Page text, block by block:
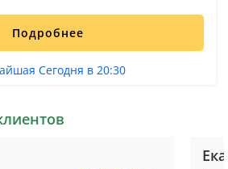
Подробнее
Сегодня в 20:30